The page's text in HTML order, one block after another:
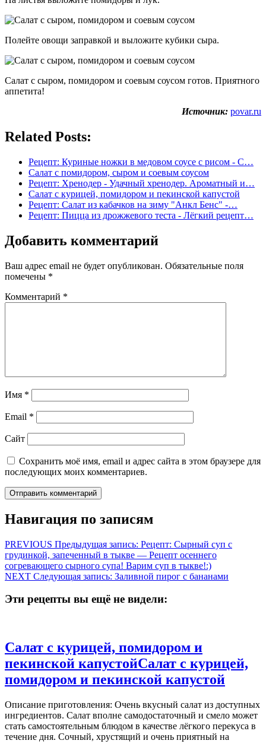
Полейте овощи заправкой и выложите кубики сыра.
Салат с сыром, помидором и соевым соусом готов. Приятного
аппетита!
Источник: povar.ru
Related Posts:
Рецепт: Куриные ножки в медовом соусе с рисом - С…
Салат с помидором, сыром и соевым соусом
Рецепт: Хренодер - Удачный хренодер. Ароматный и…
Салат с курицей, помидором и пекинской капустой
Рецепт: Салат из кабачков на зиму "Анкл Бенс" -…
Рецепт: Пицца из дрожжевого теста - Лёгкий рецепт…
Добавить комментарий
Ваш адрес email не будет опубликован. Обязательные поля
помечены *
Комментарий *
Имя *
Email *
Сайт
Сохранить моё имя, email и адрес сайта в этом браузере для
последующих моих комментариев.
Навигация по записям
PREVIOUS Предыдущая запись: Рецепт: Сырный суп с
грудинкой, запеченный в тыкве — Рецепт осеннего
согревающего сырного супа! Варим суп в тыкве!:)
NEXT Следующая запись: Заливной пирог с бананами
Эти рецепты вы ещё не видели:
Салат с курицей, помидором и
пекинской капустойСалат с курицей,
помидором и пекинской капустой
Описание приготовления: Очень вкусный салат из доступных
ингредиентов. Салат вполне самодостаточный и смело может
стать самостоятельным блюдом в качестве лёгкого перекуса в
течение дня. Сочный, хрустящий и очень приятный на